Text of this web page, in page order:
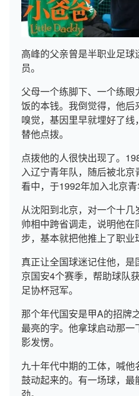
高峰的父亲曾是半职业足
员。
父母一个练脚下、一个练
饭的本钱。我倒觉得，他
嗅觉，基因里早就埋好了
替他点拨。
点拨他的人很快出现了。
入辽宁青年队，随后被北
看中，于1992年加入北京青
从沈阳到北京，对一个十
帅相中跨省调走，说明他
步，基本就把他推上了职业
真正让全国球迷记住他，
京国安4个赛季，帮助球队
足协杯冠军。
那个年代国安是甲A的招牌
最亮的字。他拿球启动那
影发愣。
九十年代中期的工体，喊
鼓动起来的。有一场球，